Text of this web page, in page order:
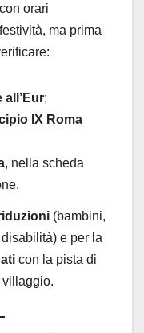
orari
ma prima
;
IX Roma
, nella scheda
(bambini,
e per la
con la pista di
villaggio.